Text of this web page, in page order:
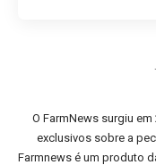
O FarmNews surgiu
exclusivos sobre a
Farmnews é um produto